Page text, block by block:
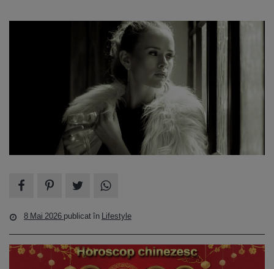
8 Mai 2026 publicat în Lifestyle